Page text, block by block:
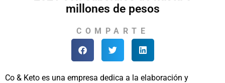
millones de pesos
COMPARTE
Co & Keto es una empresa dedica a la elaboración y